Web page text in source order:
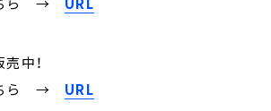
中！
ちら → URL